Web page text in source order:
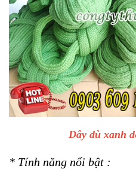
Dây dù xanh
* Tính năng nổi bật :